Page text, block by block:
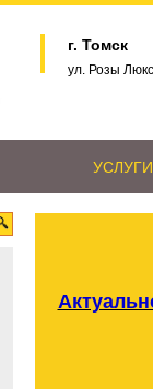
г. Томск
ул. Розы
УСЛУГИ